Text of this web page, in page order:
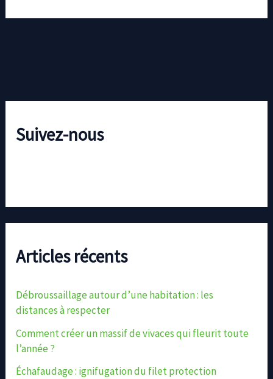
Suivez-nous
Articles récents
Débroussaillage autour d’une habitation : les
distances à respecter
Comment créer un massif de vivaces qui fleurit toute
l’année ?
Échafaudage : ignifugation du filet protection